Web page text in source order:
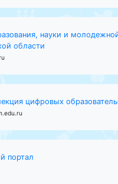
науки и
области
цифровых
портал